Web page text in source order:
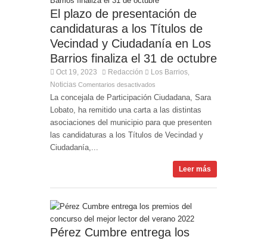
El plazo de presentación de
candidaturas a los Títulos de
Vecindad y Ciudadanía en Los
Barrios finaliza el 31 de octubre
Oct 19, 2023 Redacción Los Barrios
Noticias Comentarios desactivados
La concejala de Participación Ciudadana, Sara
Lobato, ha remitido una carta a las distintas
asociaciones del municipio para que presenten
las candidaturas a los Títulos de Vecindad y
Ciudadanía,...
Leer más
Pérez Cumbre entrega los